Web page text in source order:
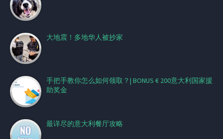
大地震！多地华人被抄家
手把手教你怎么如何领取？| BONUS € 200意大利国家援
助奖金
最详尽的意大利餐厅攻略